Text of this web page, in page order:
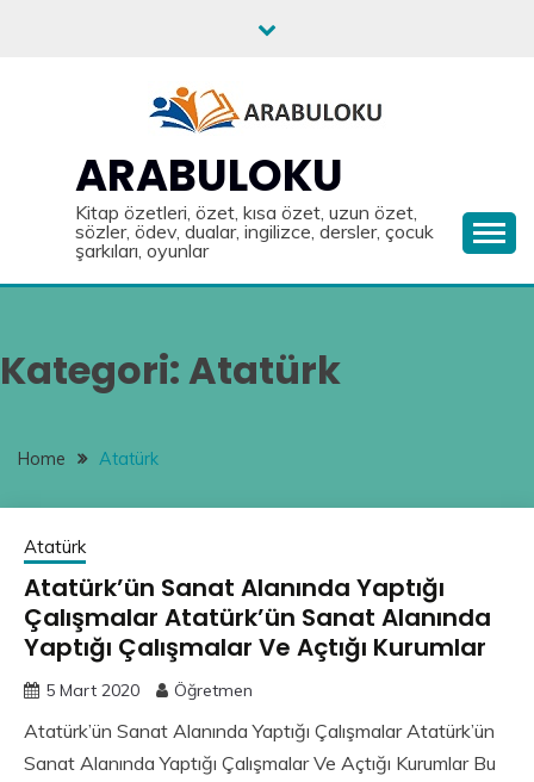
ARABULOKU
Kitap özetleri, özet, kısa özet, uzun özet,
sözler, ödev, dualar, ingilizce, dersler, çocuk
şarkıları, oyunlar
Kategori:Atatürk
Home Atatürk
Atatürk
Atatürk’ün Sanat Alanında Yaptığı
Çalışmalar Atatürk’ün Sanat Alanında
Yaptığı Çalışmalar Ve Açtığı Kurumlar
5 Mart 2020 Öğretmen
Atatürk’ün Sanat Alanında Yaptığı Çalışmalar Atatürk’ün
Sanat Alanında Yaptığı Çalışmalar Ve Açtığı Kurumlar Bu